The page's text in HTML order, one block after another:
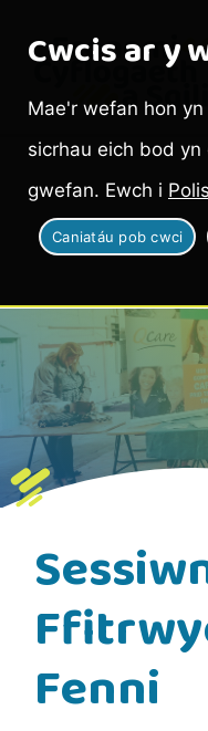
Cwcis ar y
Mae'r wefan hon
sicrhau eich bod
gwefan. Ewch i
Caniatáu pob cwci
Fenni